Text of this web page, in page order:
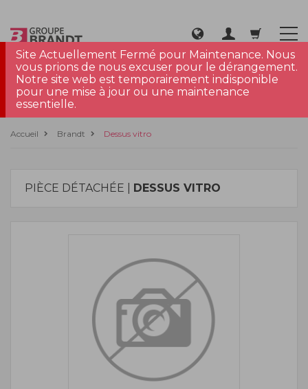
Site Actuellement Fermé pour Maintenance. Nous
vous prions de nous excuser pour le dérangement.
Notre site web est temporairement indisponible
pour une mise à jour ou une maintenance
essentielle.
Accueil Brandt Dessus vitro
PIÈCE DÉTACHÉE | DESSUS VITRO